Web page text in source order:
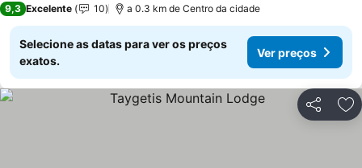
9,3 Excelente 10 a 0.3 km de Centro da cidade
Selecione as datas para ver os preços
exatos.
Ver preços
Partilhar